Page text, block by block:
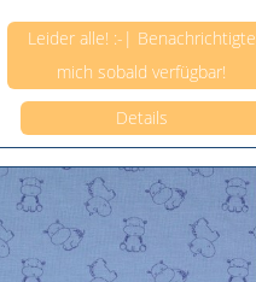
Leider alle! :-| Benachrichtigte
mich sobald verfügbar!
Details